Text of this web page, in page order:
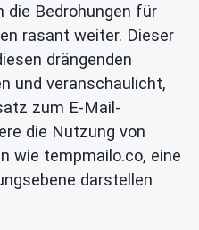
Bedrohungen für
rasant weiter. Dieser
drängenden
und veranschaulicht,
zum E-Mail-
die Nutzung von
wie tempmailo.co, eine
darstellen